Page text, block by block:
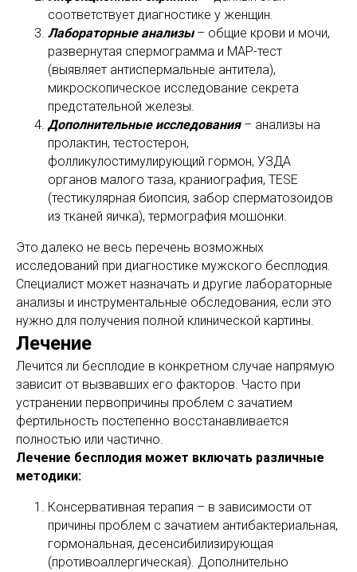
соответствует диагностике у женщин.
Лабораторные анализы– общие крови и мочи,
развернутая спермограмма и МАР-тест
(выявляет антиспермальные антитела),
микроскопическое исследование секрета
предстательной железы.
Дополнительные исследования– анализы на
пролактин, тестостерон,
фолликулостимулирующий гормон, УЗДА
органов малого таза, краниография, TESE
(тестикулярная биопсия, забор сперматозоидов
из тканей яичка), термография мошонки.
Это далеко не весь перечень возможных
исследований при диагностике мужского бесплодия.
Специалист может назначать и другие лабораторные
анализы и инструментальные обследования, если это
нужно для получения полной клинической картины.
Лечение
Лечится ли бесплодие в конкретном случае напрямую
зависит от вызвавших его факторов. Часто при
устранении первопричины проблем с зачатием
фертильность постепенно восстанавливается
полностью или частично.
Лечение бесплодия может включать различные
методики:
Консервативная терапия – в зависимости от
причины проблем с зачатием антибактериальная,
гормональная, десенсибилизирующая
(противоаллергическая). Дополнительно